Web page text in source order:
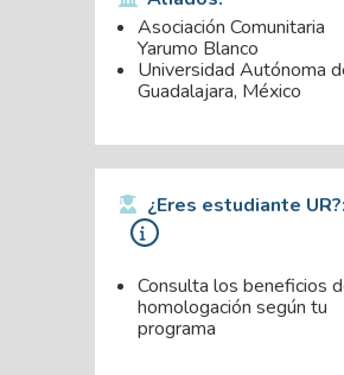
Asociación Comunitaria
Yarumo Blanco
Universidad Autónoma
Guadalajara, México
¿Eres estudiante UR?:
Consulta los beneficios
homologación según tu
programa